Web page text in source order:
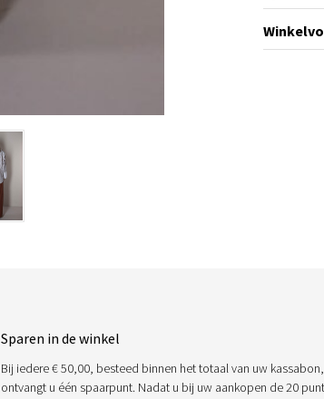
Sparen in de winkel
Bij iedere € 50,00, besteed binnen het totaal van uw kassabon,
ontvangt u één spaarpunt. Nadat u bij uw aankopen de 20